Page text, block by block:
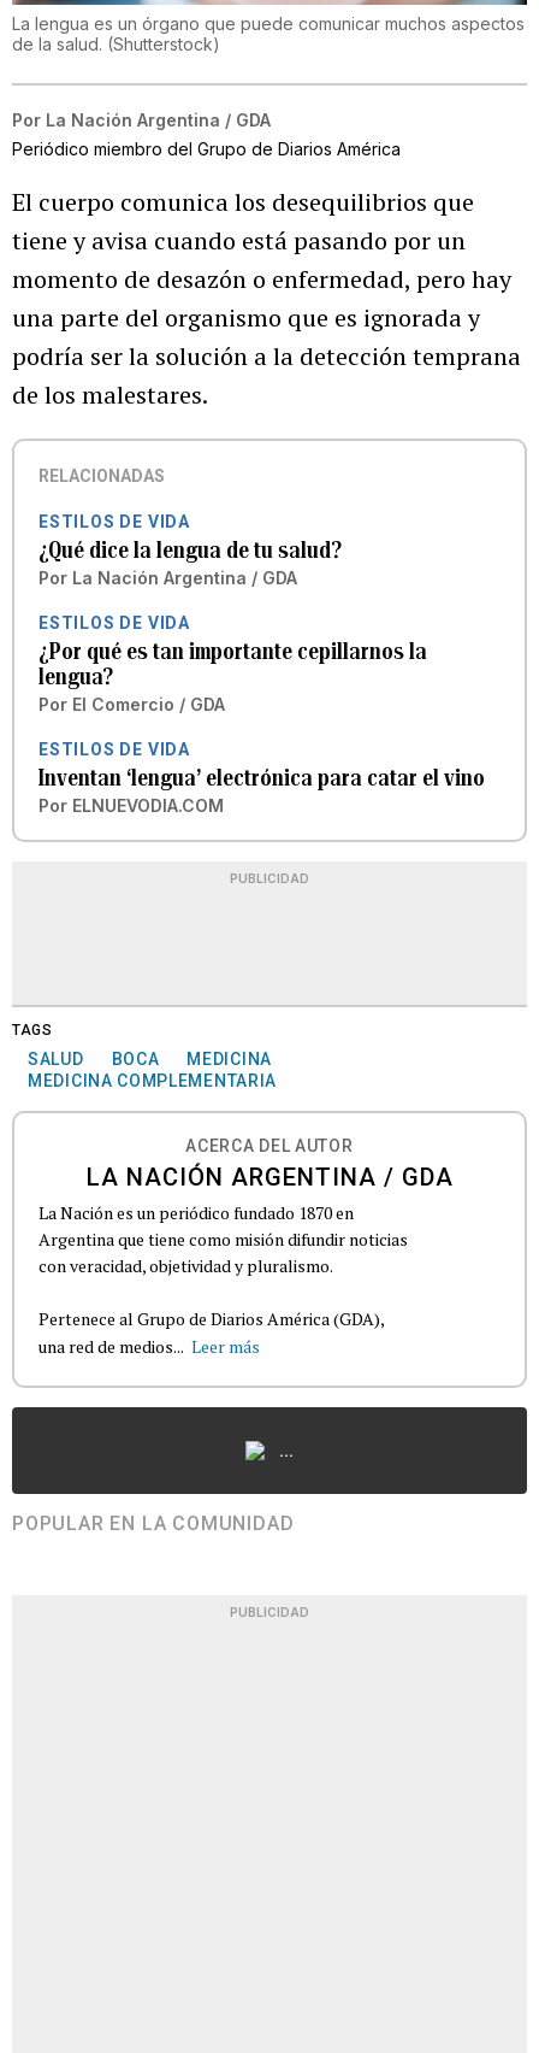
La lengua es un órgano que puede comunicar muchos aspectos
de la salud. (Shutterstock)
Por La Nación Argentina / GDA
Periódico miembro del Grupo de Diarios América
El cuerpo comunica los desequilibrios que
tiene y avisa cuando está pasando por un
momento de desazón o enfermedad, pero hay
una parte del organismo que es ignorada y
podría ser la solución a la detección temprana
de los malestares.
RELACIONADAS
ESTILOS DE VIDA
¿Qué dice la lengua de tu salud?
Por La Nación Argentina / GDA
ESTILOS DE VIDA
¿Por qué es tan importante cepillarnos la
lengua?
Por El Comercio / GDA
ESTILOS DE VIDA
Inventan ‘lengua’ electrónica para catar el vino
Por ELNUEVODIA.COM
PUBLICIDAD
TAGS
SALUD BOCA
MEDICINA
MEDICINA COMPLEMENTARIA
ACERCA DEL AUTOR
LA NACIÓN ARGENTINA / GDA
La Nación es un periódico fundado 1870 en
Argentina que tiene como misión difundir noticias
con veracidad, objetividad y pluralismo.
Pertenece al Grupo de Diarios América (GDA),
una red de medios... Leer más
...
POPULAR EN LA COMUNIDAD
PUBLICIDAD